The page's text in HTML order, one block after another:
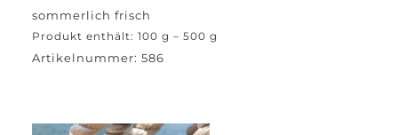
sommerlich frisch
Produkt enthält: 100 g – 500 g
Artikelnummer: 586